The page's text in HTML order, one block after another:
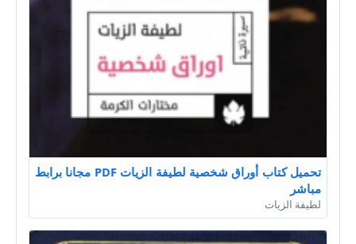
تحميل كتاب أوراق شخصية لطيفة الزيات PDF مجانا برابط
مباشر
لطيفة الزيات